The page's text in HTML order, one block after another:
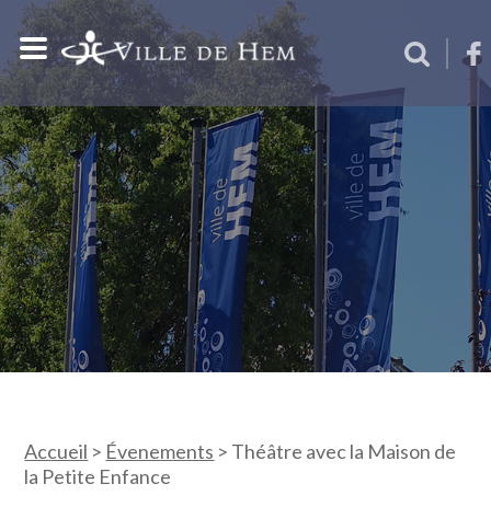
Accueil > Évenements > Théâtre avec la Maison de
la Petite Enfance